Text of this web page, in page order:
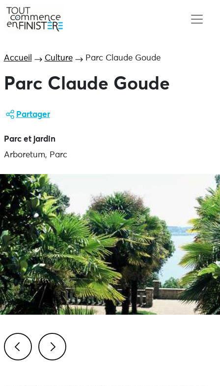
Accueil Culture Parc Claude Goude
Parc Claude Goude
Partager
Parc et jardin
Arboretum, Parc